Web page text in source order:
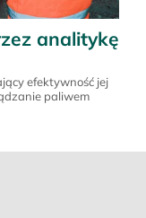
analitykę
efektywność jej
paliwem